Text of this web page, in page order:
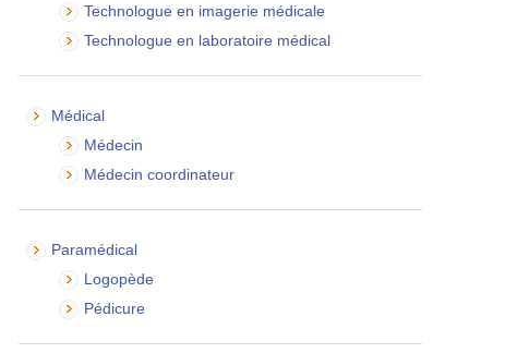
Technologue en imagerie médicale
Technologue en laboratoire médical
Médical
Médecin
Médecin coordinateur
Paramédical
Logopède
Pédicure